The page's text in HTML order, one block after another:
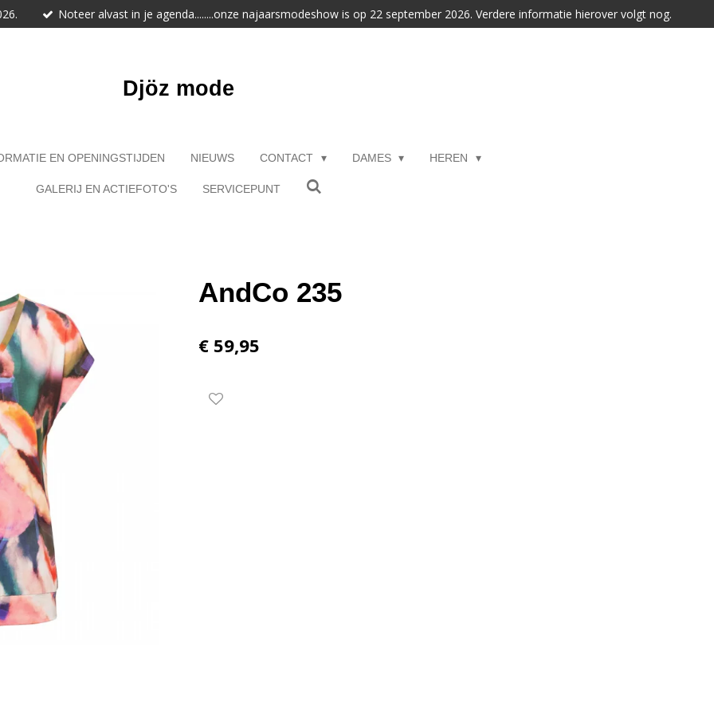
Noteer alvast in je agenda........onze najaarsmodeshow is op 22 september 2026. Verdere informatie hierover volgt nog.
Djöz mode
EN OPENINGSTIJDEN NIEUWS CONTACT DAMES HEREN
GALERIJ EN ACTIEFOTO'S SERVICEPUNT
AndCo 235
€ 59,95